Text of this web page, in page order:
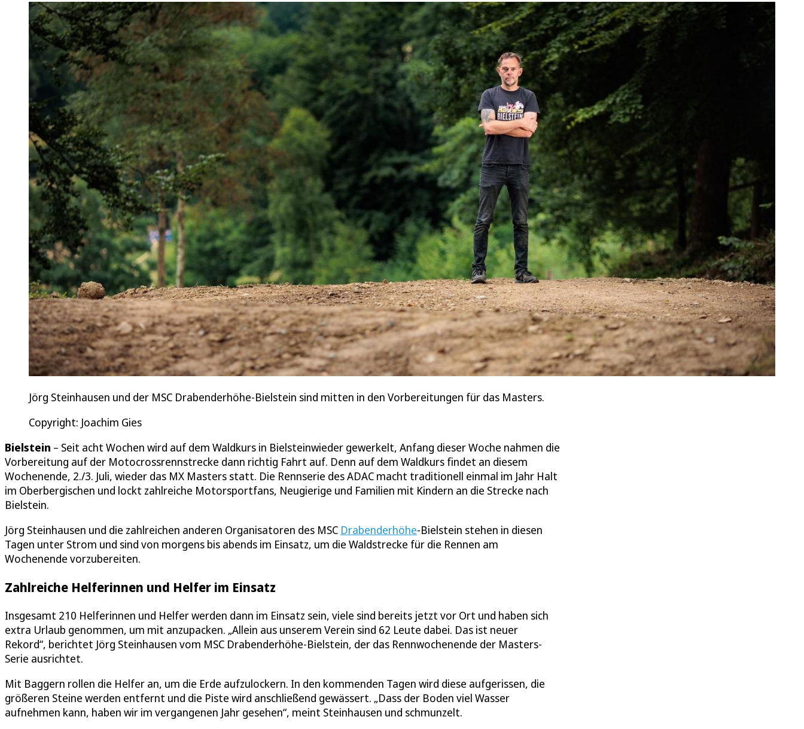
Jörg Steinhausen und der MSC Drabenderhöhe-Bielstein sind mitten in den Vorbereitungen für das Masters.
Copyright: Joachim Gies
Bielstein – Seit acht Wochen wird auf dem Waldkurs in Bielsteinwieder gewerkelt, Anfang dieser Woche nahmen die
Vorbereitung auf der Motocrossrennstrecke dann richtig Fahrt auf. Denn auf dem Waldkurs findet an diesem
Wochenende, 2./3. Juli, wieder das MX Masters statt. Die Rennserie des ADAC macht traditionell einmal im Jahr Halt
im Oberbergischen und lockt zahlreiche Motorsportfans, Neugierige und Familien mit Kindern an die Strecke nach
Bielstein.
Jörg Steinhausen und die zahlreichen anderen Organisatoren des MSC Drabenderhöhe-Bielstein stehen in diesen
Tagen unter Strom und sind von morgens bis abends im Einsatz, um die Waldstrecke für die Rennen am
Wochenende vorzubereiten.
Zahlreiche Helferinnen und Helfer im Einsatz
Insgesamt 210 Helferinnen und Helfer werden dann im Einsatz sein, viele sind bereits jetzt vor Ort und haben sich
extra Urlaub genommen, um mit anzupacken. „Allein aus unserem Verein sind 62 Leute dabei. Das ist neuer
Rekord“, berichtet Jörg Steinhausen vom MSC Drabenderhöhe-Bielstein, der das Rennwochenende der Masters-
Serie ausrichtet.
Mit Baggern rollen die Helfer an, um die Erde aufzulockern. In den kommenden Tagen wird diese aufgerissen, die
größeren Steine werden entfernt und die Piste wird anschließend gewässert. „Dass der Boden viel Wasser
aufnehmen kann, haben wir im vergangenen Jahr gesehen“, meint Steinhausen und schmunzelt.